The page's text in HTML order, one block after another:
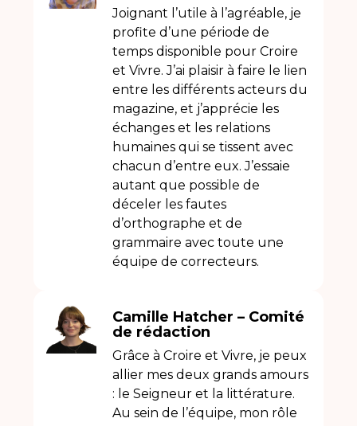
Joignant l’utile à l’agréable, je
profite d’une période de
temps disponible pour Croire
et Vivre. J’ai plaisir à faire le lien
entre les différents acteurs du
magazine, et j’apprécie les
échanges et les relations
humaines qui se tissent avec
chacun d’entre eux. J’essaie
autant que possible de
déceler les fautes
d’orthographe et de
grammaire avec toute une
équipe de correcteurs.
Camille Hatcher – Comité
de rédaction
Grâce à Croire et Vivre, je peux
allier mes deux grands amours
: le Seigneur et la littérature.
Au sein de l’équipe, mon rôle